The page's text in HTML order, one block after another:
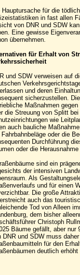
Hauptursache für die
in fast allen
von DNR und SDW
Eine gewisse
übernehmen.
für Erhalt von
und SDW verweisen auf
und deren
sicherzustellen.
Maßnahmen
die Streuung von Splitt
wie
auch bauliche
Fahrbahnbeläge oder die
Durchführung
oder die
sind ein
der intensiven
Als
und für einen
Die große
auch das
Tod von Alleen
dem bisher
Christoph
Bäume gefällt, aber nur
DNR und SDW muss
für den
deutlich erhöht